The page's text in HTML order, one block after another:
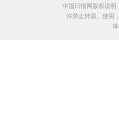
中国日报网版权说明
许禁止转载、使用